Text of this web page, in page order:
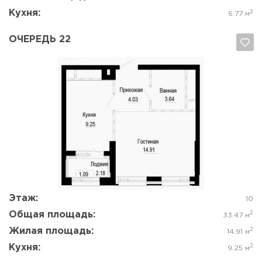
Кухня: 6.77 м 2
ОЧЕРЕДЬ 22
Этаж: 10
Общая площадь: 33.47 м 2
Жилая площадь: 14.91 м 2
Кухня: 9.25 м 2
Отмена